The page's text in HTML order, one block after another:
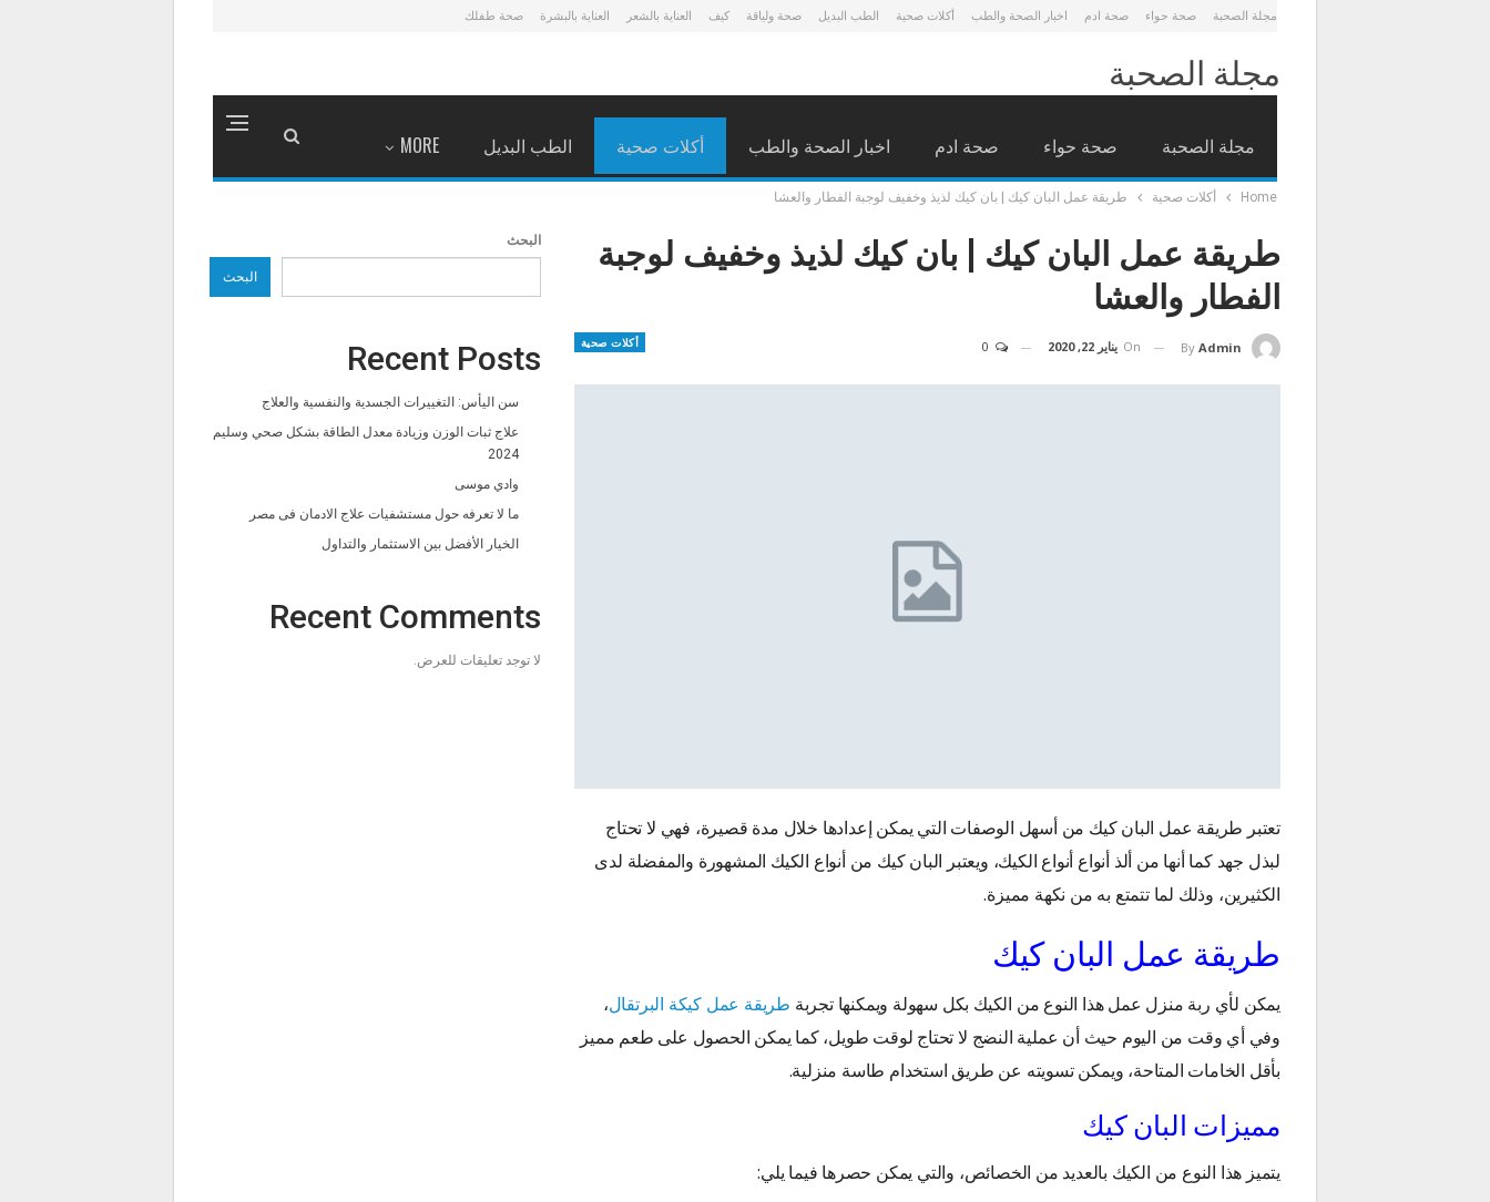
مجلة الصحبة صحة حواء صحة ادم اخبار الصحة والطب أكلات صحية الطب البديل صحة ولياقة كيف العناية بالشعر العناية بالبشرة صحة طفلك
مجلة الصحبة
مجلة الصحبة صحة حواء صحة ادم اخبار الصحة والطب أكلات صحية الطب البديل MORE
Home أكلات صحية طريقة عمل البان كيك | بان كيك لذيذ وخفيف لوجبة الفطار والعشا
طريقة عمل البان كيك | بان كيك لذيذ وخفيف لوجبة
الفطار والعشا
أكلات صحية By Admin
On يناير 22, 2020
تعتبر طريقة عمل البان كيك من أسهل الوصفات التي يمكن إعدادها خلال مدة قصيرة، فهي لا تحتاج
لبذل جهد كما أنها من ألذ أنواع أنواع الكيك، ويعتبر البان كيك من أنواع الكيك المشهورة والمفضلة لدى
الكثيرين، وذلك لما تتمتع به من نكهة مميزة.
طريقة عمل البان كيك
يمكن لأي ربة منزل عمل هذا النوع من الكيك بكل سهولة ويمكنها تجربة طريقة عمل كيكة البرتقال،
وفي أي وقت من اليوم حيث أن عملية النضج لا تحتاج لوقت طويل، كما يمكن الحصول على طعم مميز
بأقل الخامات المتاحة، ويمكن تسويته عن طريق استخدام طاسة منزلية.
مميزات البان كيك
يتميز هذا النوع من الكيك بالعديد من الخصائص، والتي يمكن حصرها فيما يلي:
البحث
البحث
Recent Posts
سن اليأس: التغييرات الجسدية والنفسية والعلاج
علاج ثبات الوزن وزيادة معدل الطاقة بشكل صحي وسليم
2024
وادي موسى
ما لا تعرفه حول مستشفيات علاج الادمان فى مصر
الخيار الأفضل بين الاستثمار والتداول
Recent Comments
لا توجد تعليقات للعرض.